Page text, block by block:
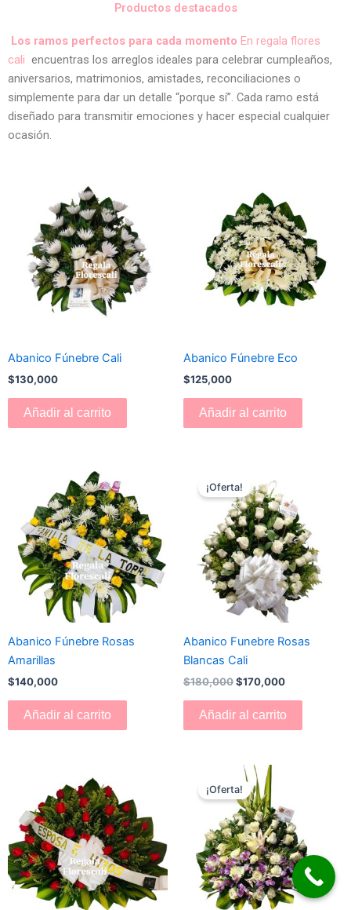
Productos destacados
Los ramos perfectos para cada momento En regala flores
cali encuentras los arreglos ideales para celebrar cumpleaños,
aniversarios, matrimonios, amistades, reconciliaciones o
simplemente para dar un detalle “porque sí”. Cada ramo está
diseñado para transmitir emociones y hacer especial cualquier
ocasión.
Abanico Fúnebre Cali
$130,000
Añadir al carrito
Abanico Fúnebre Eco
$125,000
Añadir al carrito
Abanico Fúnebre Rosas
Amarillas
$140,000
Añadir al carrito
¡Oferta!
Abanico Funebre Rosas
Blancas Cali
$180,000
precio
original
era:
$180,000.
$170,000
es:
$170,000.
Añadir al carrito
¡Oferta!
El
precio
original
era:
$180,000.
es:
$160,000.